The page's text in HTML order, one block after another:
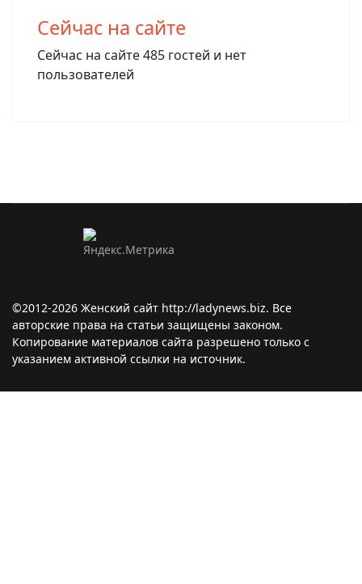
Сейчас на сайте
Сейчас на сайте 485 гостей и нет
пользователей
©2012-2026 Женский сайт http://ladynews.biz. Все
авторские права на статьи защищены законом.
Копирование материалов сайта разрешено только с
указанием активной ссылки на источник.